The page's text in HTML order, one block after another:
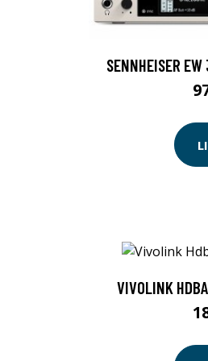
SENNHEISER
VIVOLINK